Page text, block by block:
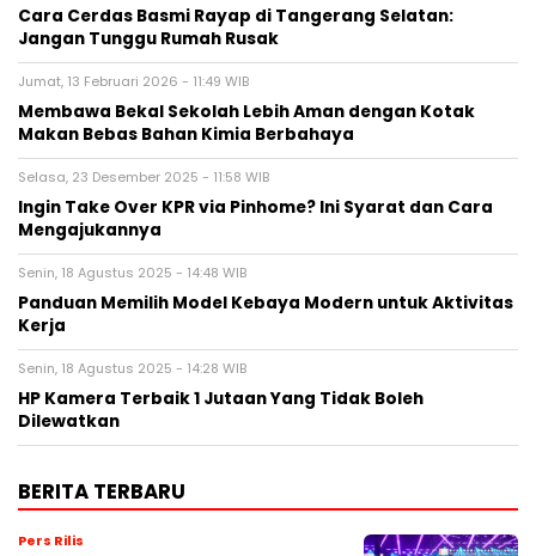
Cara Cerdas Basmi Rayap di Tangerang Selatan:
Jangan Tunggu Rumah Rusak
Jumat, 13 Februari 2026 - 11:49 WIB
Membawa Bekal Sekolah Lebih Aman dengan Kotak
Makan Bebas Bahan Kimia Berbahaya
Selasa, 23 Desember 2025 - 11:58 WIB
Ingin Take Over KPR via Pinhome? Ini Syarat dan Cara
Mengajukannya
Senin, 18 Agustus 2025 - 14:48 WIB
Panduan Memilih Model Kebaya Modern untuk Aktivitas
Kerja
Senin, 18 Agustus 2025 - 14:28 WIB
HP Kamera Terbaik 1 Jutaan Yang Tidak Boleh
Dilewatkan
BERITA TERBARU
Pers Rilis